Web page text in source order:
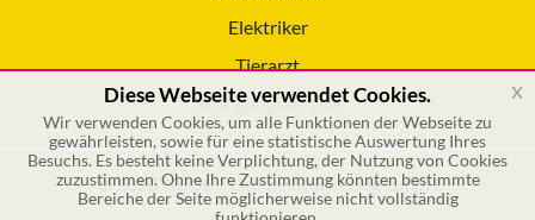
Elektriker
Tierarzt
Reinigungsservice
© 2026 GSOL – Online Marketing GmbH
Diese Webseite verwendet Cookies.
Wir verwenden Cookies, um alle Funktionen der Webseite zu
gewährleisten, sowie für eine statistische Auswertung Ihres
Besuchs. Es besteht keine Verplichtung, der Nutzung von Cookies
zuzustimmen. Ohne Ihre Zustimmung könnten bestimmte
Bereiche der Seite möglicherweise nicht vollständig
x